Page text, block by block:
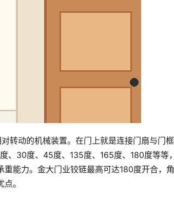
转动的机械装置。在门上就是连接门扇与门
、30度、45度、135度、165度、180度等等
能力。金大门业铰链最高可达180度开合，
。